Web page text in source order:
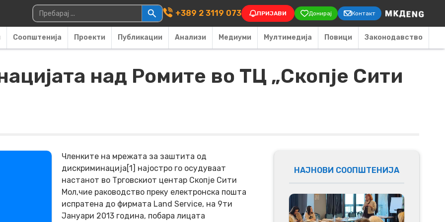
Main Navigation
Пребарувај за: +389 2 3119 073 ПРИЈАВИ Донирај Контакт
Соопштенија Проекти Публикации Анализи Медиуми Мултимедија Повици Законодавство
над Ромите во ТЦ „Скопје Сити
Членките на мрежата за заштита од
дискриминација[1] најостро го осудуваат
настанот во Трговскиот центар Скопје Сити
Мол,чие раководство преку електронска пошта
испратена до фирмата Land Service, на 9ти
Јануари 2013 година, побара лицата
НАЈНОВИ СООПШТЕНИЈА